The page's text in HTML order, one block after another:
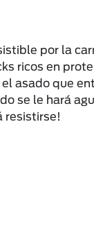
por la
ricos en
asado que
se le hará
resistirse!